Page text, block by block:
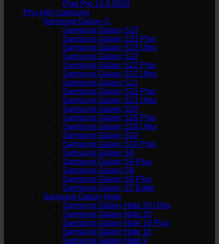
iPad Pro 12.9 2020
Phụ kiện Samsung
Samsung Galaxy S
Samsung Galaxy S23
Samsung Galaxy S23 Plus
Samsung Galaxy S23 Ultra
Samsung Galaxy S22
Samsung Galaxy S22 Plus
Samsung Galaxy S22 Ultra
Samsung Galaxy S21
Samsung Galaxy S21 Plus
Samsung Galaxy S21 Ultra
Samsung Galaxy S20
Samsung Galaxy S20 Plus
Samsung Galaxy S20 Ultra
Samsung Galaxy S10
Samsung Galaxy S10 Plus
Samsung Galaxy S9
Samsung Galaxy S9 Plus
Samsung Galaxy S8
Samsung Galaxy S8 Plus
Samsung Galaxy S7 Edge
Samsung Galaxy Note
Samsung Galaxy Note 20 Ultra
Samsung Galaxy Note 20
Samsung Galaxy Note 10 Plus
Samsung Galaxy Note 10
Samsung Galaxy Note 9